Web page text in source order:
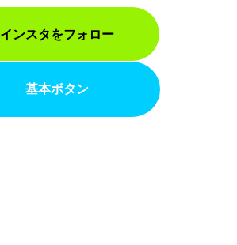
インスタをフォロー
基本ボタン